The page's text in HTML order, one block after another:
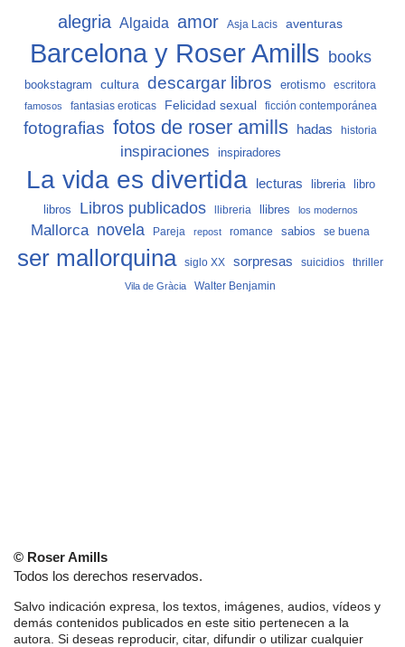
alegria Algaida amor Asja Lacis aventuras
Barcelona y Roser Amills books
bookstagram cultura descargar libros erotismo escritora
famosos fantasias eroticas Felicidad sexual ficción contemporánea
fotografias fotos de roser amills hadas historia
inspiraciones inspiradores
La vida es divertida lecturas libreria
libro
libros
Libros publicados llibreria llibres los modernos
Mallorca novela Pareja repost romance sabios se buena
ser mallorquina siglo XX sorpresas suicidios thriller
Vila de Gràcia Walter Benjamin
© Roser Amills
Todos los derechos reservados.
Salvo indicación expresa, los textos, imágenes, audios, vídeos y
demás contenidos publicados en este sitio pertenecen a la
autora. Si deseas reproducir, citar, difundir o utilizar cualquier